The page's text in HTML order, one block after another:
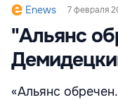
Enews 7 февраля
"Альянс
«Альянс